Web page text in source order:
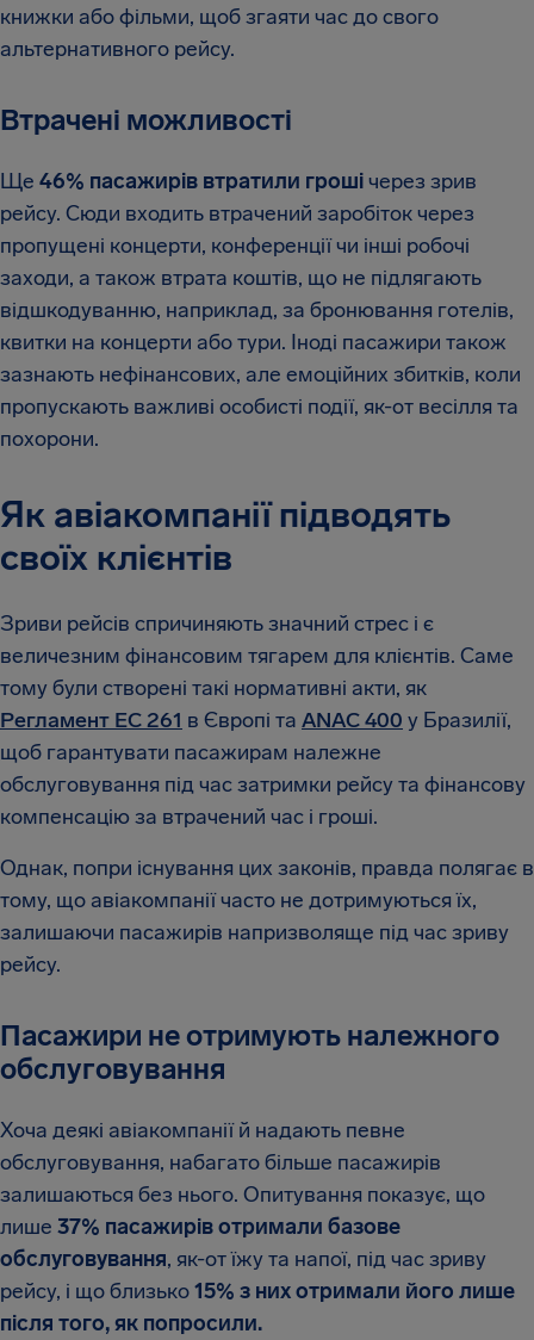
книжки або фільми, щоб згаяти час до свого
альтернативного рейсу.
Втрачені можливості
Ще 46% пасажирів втратили грошічерез зрив
рейсу. Сюди входить втрачений заробіток через
пропущені концерти, конференції чи інші робочі
заходи, а також втрата коштів, що не підлягають
відшкодуванню, наприклад, за бронювання готелів,
квитки на концерти або тури. Іноді пасажири також
зазнають нефінансових, але емоційних збитків, коли
пропускають важливі особисті події, як-от весілля та
похорони.
Як авіакомпанії підводять
своїх клієнтів
Зриви рейсів спричиняють значний стрес і є
величезним фінансовим тягарем для клієнтів. Саме
тому були створені такі нормативні акти, як
Регламент EC 261 в Європі та ANAC 400 у Бразилії,
щоб гарантувати пасажирам належне
обслуговування під час затримки рейсу та фінансову
компенсацію за втрачений час і гроші.
Однак, попри існування цих законів, правда полягає в
тому, що авіакомпанії часто не дотримуються їх,
залишаючи пасажирів напризволяще під час зриву
рейсу.
Пасажири не отримують належного
обслуговування
Хоча деякі авіакомпанії й надають певне
обслуговування, набагато більше пасажирів
залишаються без нього. Опитування показує, що
лише 37% пасажирів отримали базове
обслуговування, як-от їжу та напої, під час зриву
рейсу, і що близько15% з них отримали його лише
після того, як попросили.